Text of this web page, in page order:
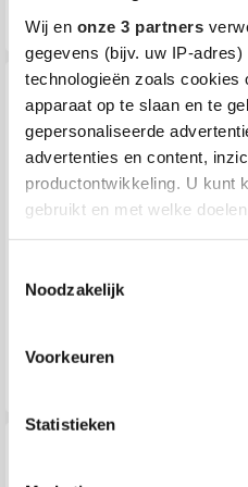
Wij en onze 3 partners
gegevens (bijv. uw IP-adres)
technologieën zoals cookies
apparaat op te slaan en te
gepersonaliseerde
advertenties en content,
productontwikkeling. U kunt
gebruikt en met welke doelen.
verwerkt en stel uw
personaliseren, om functies
en om ons websiteverkeer
Noodzakelijk
Voorkeuren
Statistieken
Schroef Injectie Palen